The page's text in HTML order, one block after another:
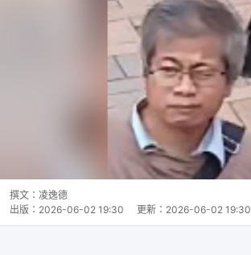
撰文： 凌逸德
出版： 2026-06-02 19:30 更新： 2026-06-02 19:30